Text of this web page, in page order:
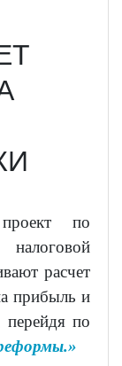
по
расчет
прибыль и
перейдя по